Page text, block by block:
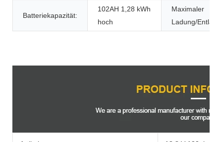
Batteriekapazität:
102AH 1,28 kWh
hoch
Maximaler
Ladung/